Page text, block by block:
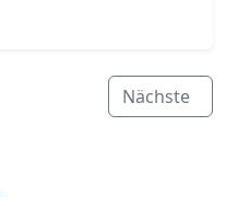
Nächste